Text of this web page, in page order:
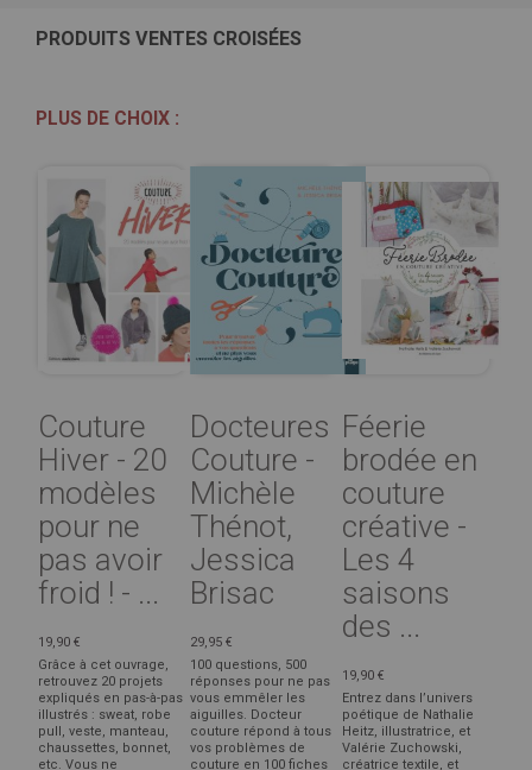
PRODUITS VENTES CROISÉES
PLUS DE CHOIX :
Couture
Hiver - 20
modèles
pour ne
pas avoir
froid ! - ...
19,90 €
Grâce à cet ouvrage,
retrouvez 20 projets
expliqués en pas-à-pas
illustrés : sweat, robe
pull, veste, manteau,
chaussettes, bonnet,
etc. Vous ne
Docteures
Couture -
Michèle
Thénot,
Jessica
Brisac
29,95 €
100 questions, 500
réponses pour ne pas
vous emmêler les
aiguilles. Docteur
couture répond à tous
vos problèmes de
couture en 100 fiches
Féerie
brodée en
couture
créative -
Les 4
saisons
des ...
19,90 €
Entrez dans l’univers
poétique de Nathalie
Heitz, illustratrice, et
Valérie Zuchowski,
créatrice textile, et